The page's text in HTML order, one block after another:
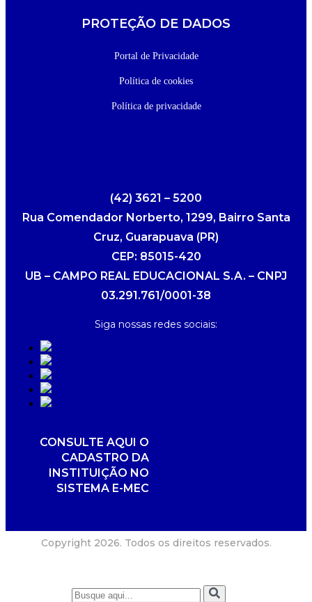
PROTEÇÃO DE DADOS
Portal de Privacidade
Política de cookies
Política de privacidade
(42) 3621 – 5200
Rua Comendador Norberto, 1299, Bairro Santa
Cruz, Guarapuava (PR)
CEP: 85015-420
UB – CAMPO REAL EDUCACIONAL S.A. – CNPJ
03.291.761/0001-38
Siga nossas redes sociais:
CONSULTE AQUI O
CADASTRO DA
INSTITUIÇÃO NO
SISTEMA E-MEC
Copyright 2026. Todos os direitos reservados.